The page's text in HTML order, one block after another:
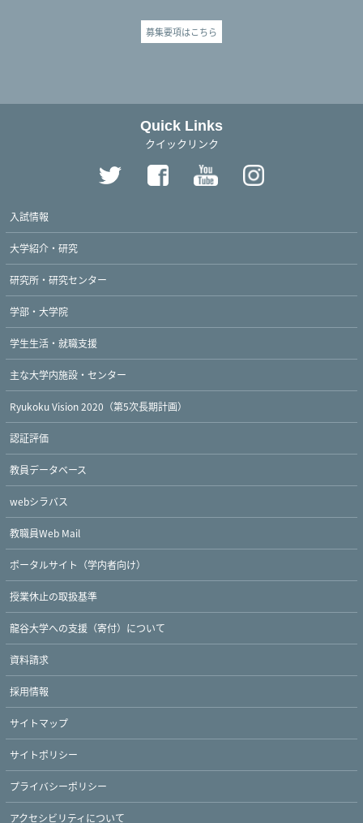
募集要項はこちら
Quick Links
クイックリンク
入試情報
大学紹介・研究
研究所・研究センター
学部・大学院
学生生活・就職支援
主な大学内施設・センター
Ryukoku Vision 2020（第5次長期計画）
認証評価
教員データベース
webシラバス
教職員Web Mail
ポータルサイト（学内者向け）
授業休止の取扱基準
龍谷大学への支援（寄付）について
資料請求
採用情報
サイトマップ
サイトポリシー
プライバシーポリシー
アクセシビリティについて